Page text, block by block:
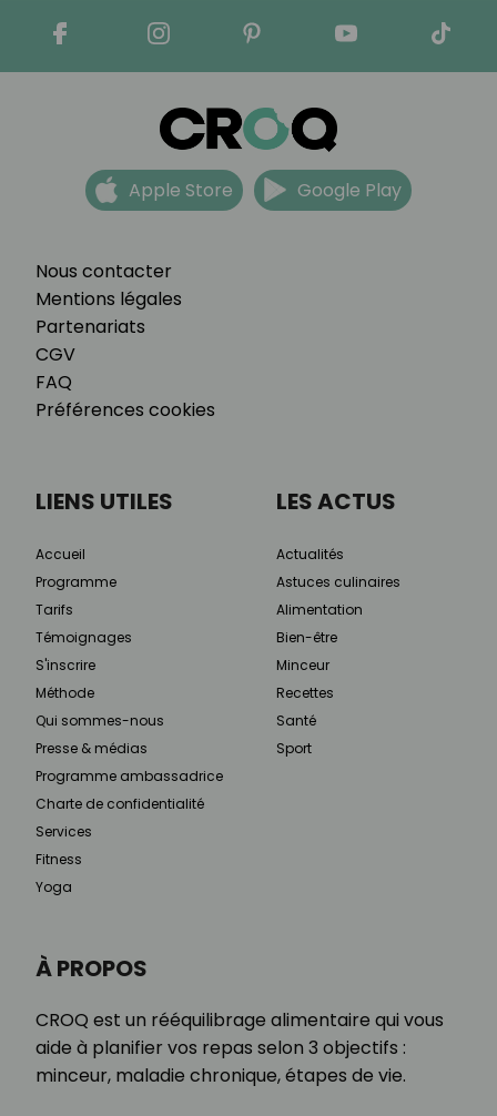
Nous contacter
Mentions légales
Partenariats
CGV
FAQ
Préférences cookies
Apple Store Google Play
À PROPOS
CROQ est un rééquilibrage alimentaire qui vous
aide à planifier vos repas selon 3 objectifs :
minceur, maladie chronique, étapes de vie.
LIENS UTILES
Accueil
Programme
Tarifs
Témoignages
S'inscrire
Méthode
Qui sommes-nous
Presse & médias
Programme ambassadrice
Charte de confidentialité
Services
Fitness
Yoga
LES ACTUS
Actualités
Astuces culinaires
Alimentation
Bien-être
Minceur
Recettes
Santé
Sport